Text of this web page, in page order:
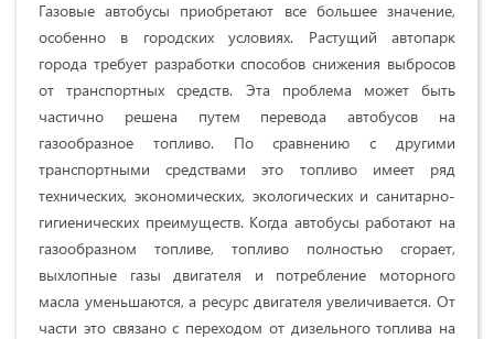
Газовые автобусы приобретают все большее значение,
особенно в городских условиях. Растущий автопарк
города требует разработки способов снижения выбросов
от транспортных средств. Эта проблема может быть
частично решена путем перевода автобусов на
газообразное топливо. По сравнению с другими
транспортными средствами это топливо имеет ряд
технических, экономических, экологических и санитарно-
гигиенических преимуществ. Когда автобусы работают на
газообразном топливе, топливо полностью сгорает,
выхлопные газы двигателя и потребление моторного
масла уменьшаются, а ресурс двигателя увеличивается. От
части это связано с переходом от дизельного топлива на